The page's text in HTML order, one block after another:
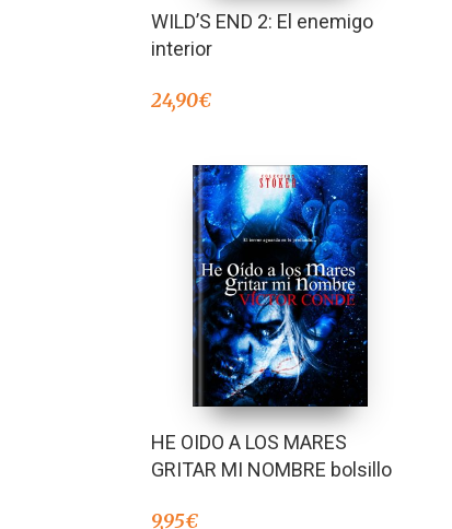
WILD’S END 2: El enemigo
interior
24,90€
HE OIDO A LOS MARES
GRITAR MI NOMBRE bolsillo
9,95€